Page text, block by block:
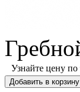
Узнайте цену